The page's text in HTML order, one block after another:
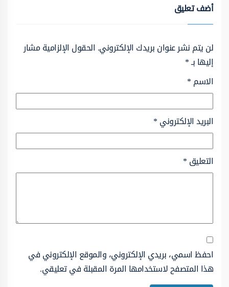
أضف تعليق
لن يتم نشر عنوان بريدك الإلكتروني. الحقول الإلزامية مشار
إليها بـ*
الاسم*
البريد الإلكتروني*
التعليق*
احفظ اسمي، بريدي الإلكتروني، والموقع الإلكتروني في
هذا المتصفح لاستخدامها المرة المقبلة في تعليقي.